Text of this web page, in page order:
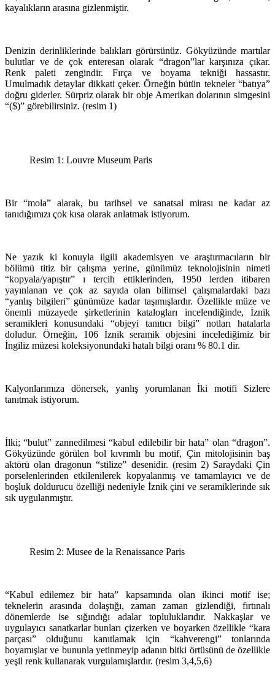
kayalıkların arasına gizlenmiştir.
Denizin derinliklerinde balıkları görürsünüz. Gökyüzünde martılar
bulutlar ve de çok enteresan olarak “dragon”lar karşınıza çıkar.
Renk paleti zengindir. Fırça ve boyama tekniği hassastır.
Umulmadık detaylar dikkati çeker. Örneğin bütün tekneler “batıya”
doğru giderler. Sürpriz olarak bir obje Amerikan dolarının simgesini
“($)” görebilirsiniz. (resim 1)
Resim 1: Louvre Museum Paris
Bir “mola” alarak, bu tarihsel ve sanatsal mirası ne kadar az
tanıdığımızı çok kısa olarak anlatmak istiyorum.
Ne yazık ki konuyla ilgili akademisyen ve araştırmacıların bir
bölümü titiz bir çalışma yerine, günümüz teknolojisinin nimeti
“kopyala/yapıştır” ı tercih ettiklerinden, 1950 lerden itibaren
yayınlanan ve çok az sayıda olan bilimsel çalışmalardaki bazı
“yanlış bilgileri” günümüze kadar taşımışlardır. Özellikle müze ve
önemli müzayede şirketlerinin katalogları incelendiğinde, İznik
seramikleri konusundaki “objeyi tanıtıcı bilgi” notları hatalarla
doludur. Örneğin, 106 İznik seramik objesini incelediğimiz bir
İngiliz müzesi koleksiyonundaki hatalı bilgi oranı % 80.1 dir.
Kalyonlarımıza dönersek, yanlış yorumlanan İki motifi Sizlere
tanıtmak istiyorum.
İlki; “bulut” zannedilmesi “kabul edilebilir bir hata” olan “dragon”.
Gökyüzünde görülen bol kıvrımlı bu motif, Çin mitolojisinin baş
aktörü olan dragonun “stilize” desenidir. (resim 2) Saraydaki Çin
porselenlerinden etkilenilerek kopyalanmış ve tamamlayıcı ve de
boşluk doldurucu özelliği nedeniyle İznik çini ve seramiklerinde sık
sık uygulanmıştır.
Resim 2: Musee de la Renaissance Paris
“Kabul edilemez bir hata” kapsamında olan ikinci motif ise;
teknelerin arasında dolaştığı, zaman zaman gizlendiği, fırtınalı
dönemlerde ise sığındığı adalar topluluklarıdır. Nakkaşlar ve
uygulayıcı sanatkarlar bunları çizerken ve boyarken özellikle “kara
parçası” olduğunu kanıtlamak için “kahverengi” tonlarında
boyamışlar ve bununla yetinmeyip adanın bitki örtüsünü de özellikle
yeşil renk kullanarak vurgulamışlardır. (resim 3,4,5,6)